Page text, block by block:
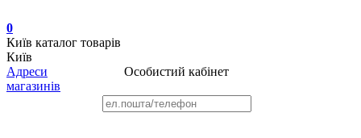
0
Київ каталог товарів
Київ
Адреси
магазинів
Особистий кабінет